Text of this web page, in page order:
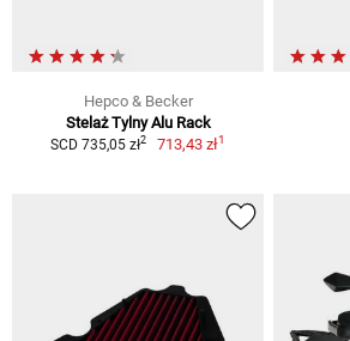
Hepco & Becker
Stelaż Tylny Alu Rack
SCD 735,05 zł2 713,43 zł1